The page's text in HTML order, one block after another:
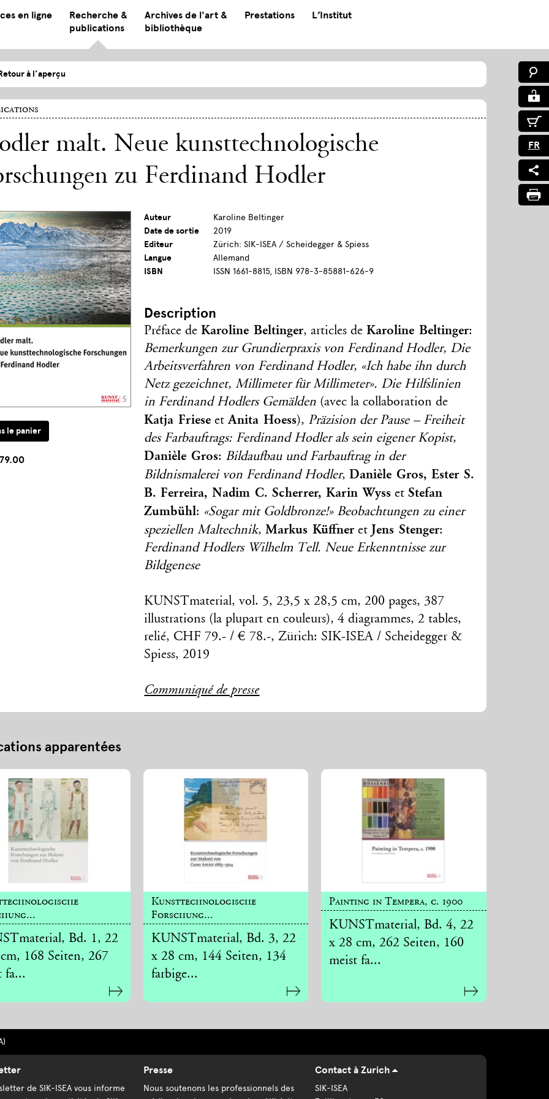
en ligne
Recherche &
publications
Archives de l'art &
bibliothèque
Prestations L’Institut
FR
à l’aperçu
malt. Neue kunsttechnologische
zu Ferdinand Hodler
Auteur
Karoline Beltinger
Date de sortie
2019
Editeur
Zürich: SIK-ISEA / Scheidegger & Spiess
Langue
Allemand
ISBN
ISSN 1661-8815, ISBN 978-3-85881-626-9
Description
Préface deKaroline Beltinger, articles deKaroline Beltinger:
Bemerkungen zur Grundierpraxis von Ferdinand Hodler, Die
Arbeitsverfahren von Ferdinand Hodler, «Ich habe ihn durch
Netz gezeichnet, Millimeter für Millimeter». Die Hilfslinien
in Ferdinand Hodlers Gemälden (avec la collaboration de
Katja Friese etAnita Hoess), Präzision der Pause – Freiheit
des Farbauftrags: Ferdinand Hodler als sein eigener Kopist,
Danièle Gros: Bildaufbau und Farbauftrag in der
Bildnismalerei von Ferdinand Hodler,Danièle Gros, Ester S.
B. Ferreira, Nadim C. Scherrer, Karin Wyss etStefan
Zumbühl: «Sogar mit Goldbronze!» Beobachtungen zu einer
speziellen Maltechnik,Markus Küffner et Jens Stenger:
Ferdinand Hodlers Wilhelm Tell. Neue Erkenntnisse zur
Bildgenese
KUNSTmaterial, vol. 5, 23,5 x 28,5 cm, 200 pages, 387
illustrations (la plupart en couleurs), 4 diagrammes, 2 tables,
relié, CHF 79.- / € 78.-, Zürich: SIK-ISEA / Scheidegger &
Spiess, 2019
Communiqué de presse
apparentées
Bd. 1, 22
168 Seiten, 267
fa...
Kunsttechnologische
Forschung...
KUNSTmaterial, Bd. 3, 22
x 28 cm, 144 Seiten, 134
farbige...
Painting in Tempera, c. 1900
KUNSTmaterial, Bd. 4, 22
x 28 cm, 262 Seiten, 160
meist fa...
de SIK-ISEA vous informe
Presse
Nous soutenons les professionnels des
Contact à Zurich
SIK-ISEA